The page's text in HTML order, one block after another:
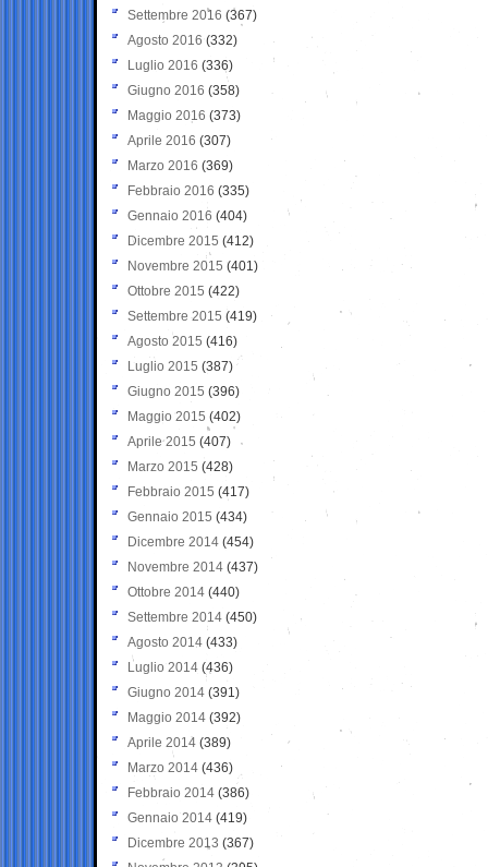
Settembre 2016 (367)
Agosto 2016 (332)
Luglio 2016 (336)
Giugno 2016 (358)
Maggio 2016 (373)
Aprile 2016 (307)
Marzo 2016 (369)
Febbraio 2016 (335)
Gennaio 2016 (404)
Dicembre 2015 (412)
Novembre 2015 (401)
Ottobre 2015 (422)
Settembre 2015 (419)
Agosto 2015 (416)
Luglio 2015 (387)
Giugno 2015 (396)
Maggio 2015 (402)
Aprile 2015 (407)
Marzo 2015 (428)
Febbraio 2015 (417)
Gennaio 2015 (434)
Dicembre 2014 (454)
Novembre 2014 (437)
Ottobre 2014 (440)
Settembre 2014 (450)
Agosto 2014 (433)
Luglio 2014 (436)
Giugno 2014 (391)
Maggio 2014 (392)
Aprile 2014 (389)
Marzo 2014 (436)
Febbraio 2014 (386)
Gennaio 2014 (419)
Dicembre 2013 (367)